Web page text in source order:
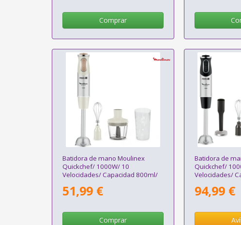
Comprar
Batidora de mano Moulinex
Quickchef/ 1000W/ 10
Velocidades/ Capacidad 800ml/
Medidor
51,99 €
Comprar
Batidora de
Quickchef/
Velocidades/
Pasapuré y
94,99 €